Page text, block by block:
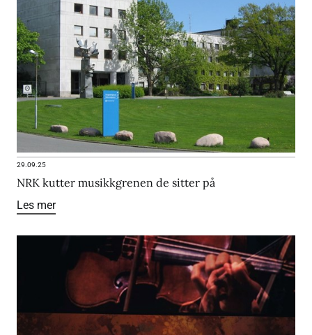
29.09.25
NRK kutter musikkgrenen de sitter på
Les mer